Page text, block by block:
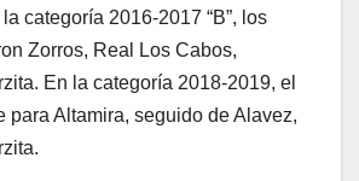
categoría 2016-2017 “B”, los
Zorros, Real Los Cabos,
En la categoría 2018-2019, el
para Altamira, seguido de Alavez,